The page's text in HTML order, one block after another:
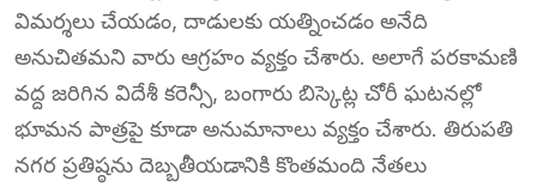
విమర్శలు చేయడం, దాడులకు యత్నించడం అనేది
అనుచితమని వారు ఆగ్రహం వ్యక్తం చేశారు. అలాగే పరకామణి
వద్ద జరిగిన విదేశీ కరెన్సీ, బంగారు బిస్కెట్ల చోరీ ఘటనల్లో
భూమన పాత్రపై కూడా అనుమానాలు వ్యక్తం చేశారు. తిరుపతి
నగర ప్రతిష్ఠను దెబ్బతీయడానికి కొంతమంది నేతలు